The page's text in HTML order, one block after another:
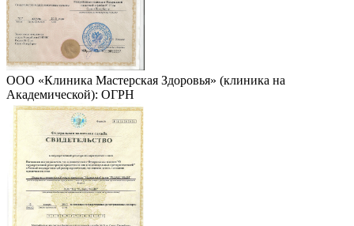
ООО «Клиника Мастерская Здоровья» (клиника на
Академической): ОГРН